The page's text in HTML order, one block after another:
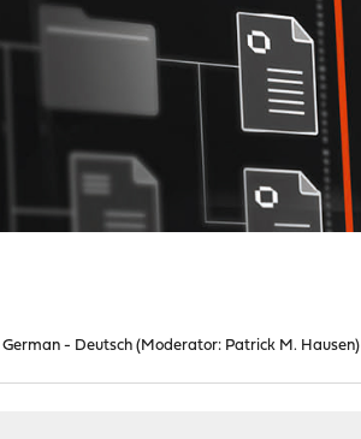
German - Deutsch (Moderator: Patrick M. Hausen)